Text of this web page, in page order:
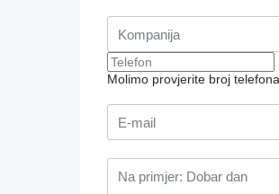
Molimo provjerite broj